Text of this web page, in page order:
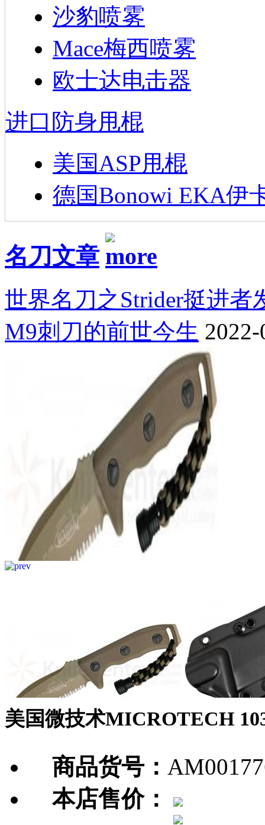
沙豹喷雾
Mace梅西喷雾
欧士达电击器
进口防身甩棍
美国ASP甩棍
德国Bonowi EKA伊
名刀文章
世界名刀之Strider挺进者
M9刺刀的前世今生
美国微技术MICROTECH
商品货号：
本店售价：